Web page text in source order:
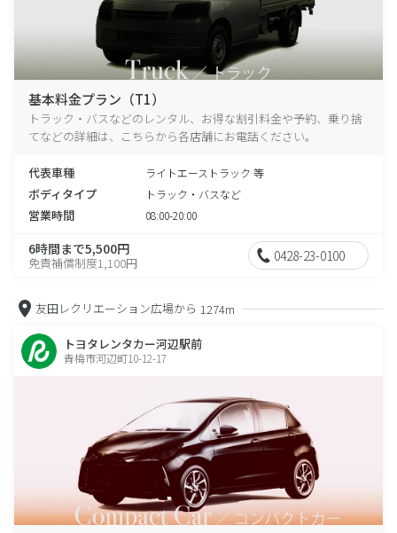
基本料金プラン（T1）
トラック・バスなどのレンタル、お得な割引料金や予約、乗り捨
てなどの詳細は、こちらから各店舗にお電話ください。
代表車種 ライトエーストラック 等
ボディタイプ トラック・バスなど
営業時間 08:00-20:00
6時間まで5,500円
免責補償制度1,100円 0428-23-0100
友田レクリエーション広場から 1274m
トヨタレンタカー河辺駅前
青梅市河辺町10-12-17